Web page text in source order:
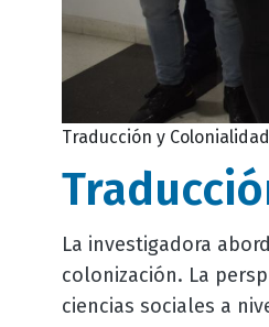
Traducción y
La investigadora
colonización. La
ciencias sociales a